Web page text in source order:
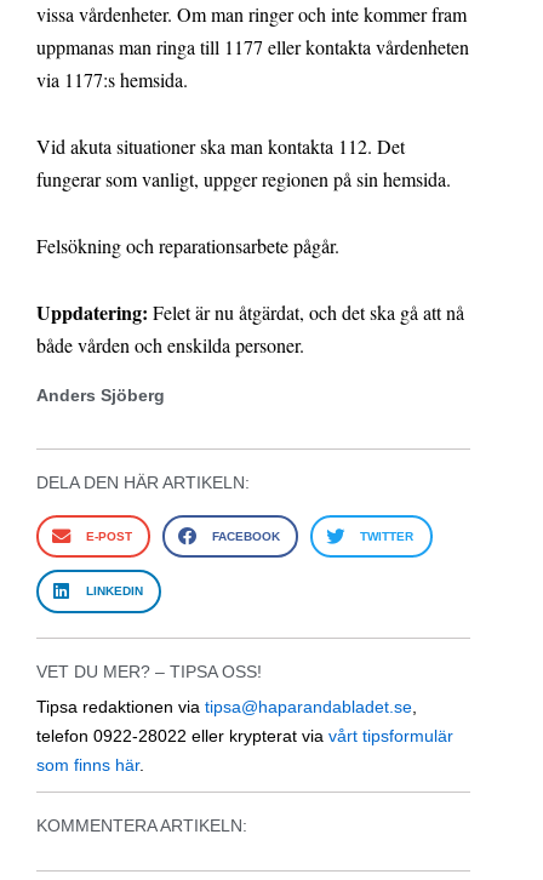
vissa vårdenheter. Om man ringer och inte kommer fram
uppmanas man ringa till 1177 eller kontakta vårdenheten
via 1177:s hemsida.
Vid akuta situationer ska man kontakta 112. Det
fungerar som vanligt, uppger regionen på sin hemsida.
Felsökning och reparationsarbete pågår.
Uppdatering: Felet är nu åtgärdat, och det ska gå att nå
både vården och enskilda personer.
Anders Sjöberg
DELA DEN HÄR ARTIKELN:
E-POST FACEBOOK TWITTER
LINKEDIN
VET DU MER? – TIPSA OSS!
Tipsa redaktionen via tipsa@haparandabladet.se
telefon 0922-28022 eller krypterat via vårt tipsformulär
som finns här.
KOMMENTERA ARTIKELN: